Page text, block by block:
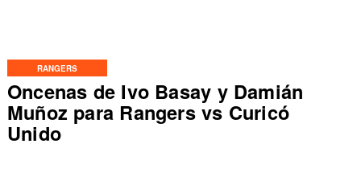
RANGERS
Oncenas de Ivo Basay y Damián
Muñoz para Rangers vs Curicó
Unido